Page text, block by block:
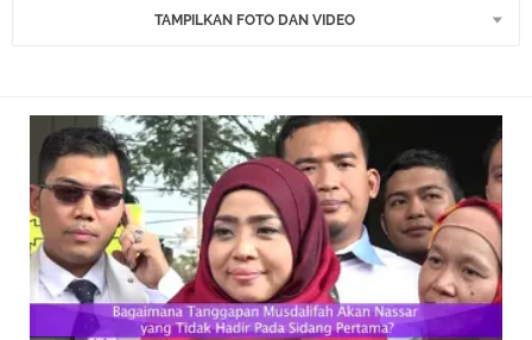
TAMPILKAN FOTO DAN VIDEO